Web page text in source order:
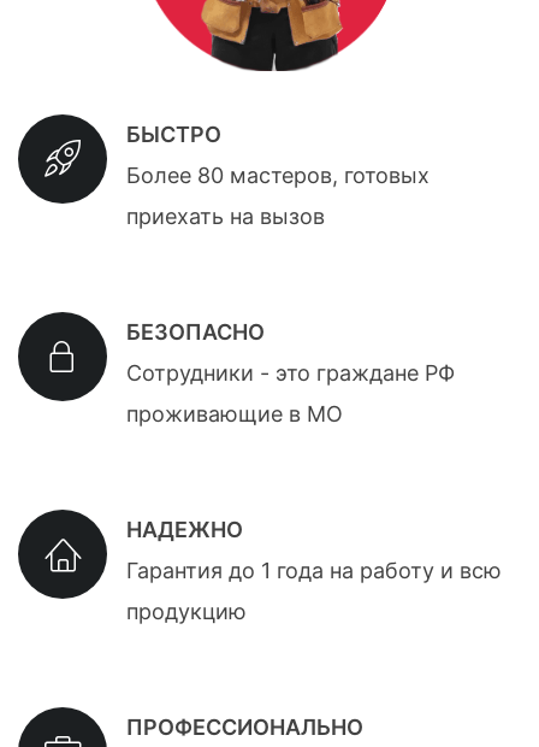
БЫСТРО
Более 80 мастеров, готовых
приехать на вызов
БЕЗОПАСНО
Сотрудники - это граждане РФ
проживающие в МО
НАДЕЖНО
Гарантия до 1 года на работу и всю
продукцию
ПРОФЕССИОНАЛЬНО